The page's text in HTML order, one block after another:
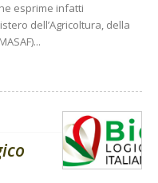
esprime infatti
dell’Agricoltura, della